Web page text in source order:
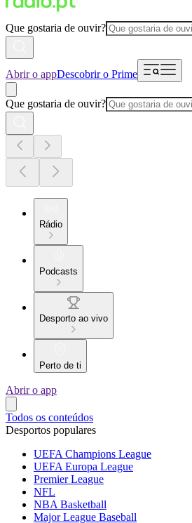
Que gostaria de ouvir?
Abrir o appDescobrir o Prime
Que gostaria de ouvir?
Rádio
Podcasts
Desporto ao vivo
Perto de ti
Abrir o app
Todos os conteúdos
Desportos populares
UEFA Champions League
UEFA Europa League
Premier League
NFL
NBA Basketball
Major League Baseball